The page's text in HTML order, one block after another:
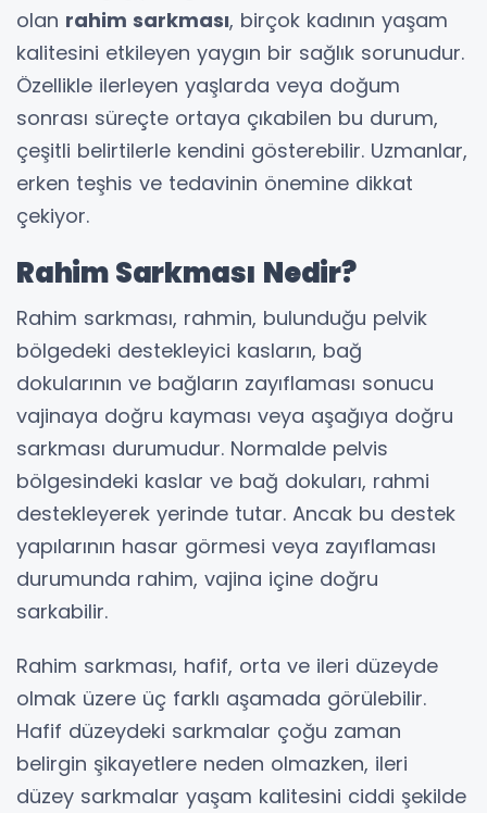
olan rahim sarkması, birçok kadının yaşam
kalitesini etkileyen yaygın bir sağlık sorunudur.
Özellikle ilerleyen yaşlarda veya doğum
sonrası süreçte ortaya çıkabilen bu durum,
çeşitli belirtilerle kendini gösterebilir. Uzmanlar,
erken teşhis ve tedavinin önemine dikkat
çekiyor.
Rahim Sarkması Nedir?
Rahim sarkması, rahmin, bulunduğu pelvik
bölgedeki destekleyici kasların, bağ
dokularının ve bağların zayıflaması sonucu
vajinaya doğru kayması veya aşağıya doğru
sarkması durumudur. Normalde pelvis
bölgesindeki kaslar ve bağ dokuları, rahmi
destekleyerek yerinde tutar. Ancak bu destek
yapılarının hasar görmesi veya zayıflaması
durumunda rahim, vajina içine doğru
sarkabilir.
Rahim sarkması, hafif, orta ve ileri düzeyde
olmak üzere üç farklı aşamada görülebilir.
Hafif düzeydeki sarkmalar çoğu zaman
belirgin şikayetlere neden olmazken, ileri
düzey sarkmalar yaşam kalitesini ciddi şekilde